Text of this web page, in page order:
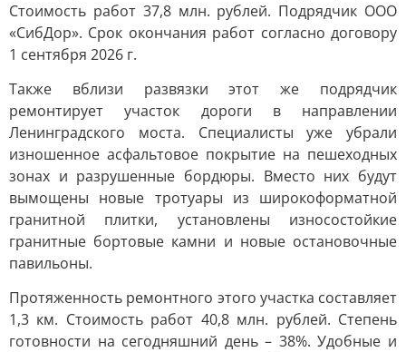
Стоимость работ 37,8 млн. рублей. Подрядчик ООО
«СибДор». Срок окончания работ согласно договору
1 сентября 2026 г.
Также вблизи развязки этот же подрядчик
ремонтирует участок дороги в направлении
Ленинградского моста. Специалисты уже убрали
изношенное асфальтовое покрытие на пешеходных
зонах и разрушенные бордюры. Вместо них будут
вымощены новые тротуары из широкоформатной
гранитной плитки, установлены износостойкие
гранитные бортовые камни и новые остановочные
павильоны.
Протяженность ремонтного этого участка составляет
1,3 км. Стоимость работ 40,8 млн. рублей. Степень
готовности на сегодняшний день – 38%. Удобные и